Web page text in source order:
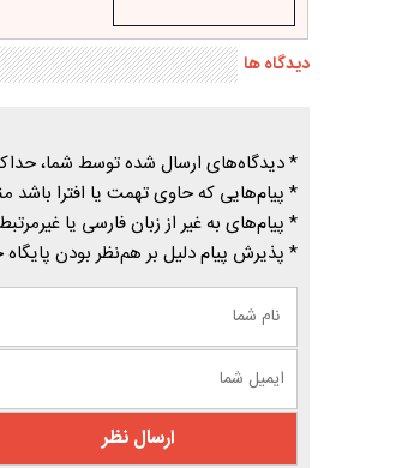
دیدگاه ها
* دیدگاه‌های ارسال شده توسط شما، حداکثر تا ۲۴ ساعت پس از تأیید توسط پایگاه خبری درسیاهکل
* پیام‌هایی که حاوی تهمت یا افترا باشد
* پیام‌های به غیر از زبان فارسی یا
* پذیرش پیام دلیل بر هم‌نظر بودن